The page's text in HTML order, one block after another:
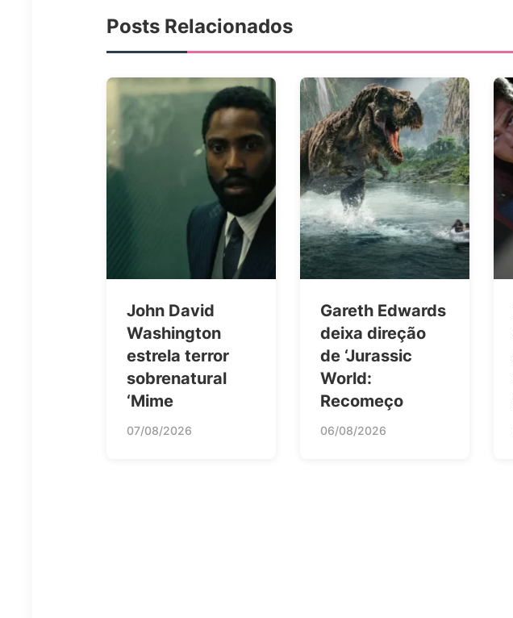
Posts Relacionados
John David
Washington
estrela terror
sobrenatural
‘Mime
07/08/2026
Gareth Edwards
deixa direção
de ‘Jurassic
World:
Recomeço
06/08/2026